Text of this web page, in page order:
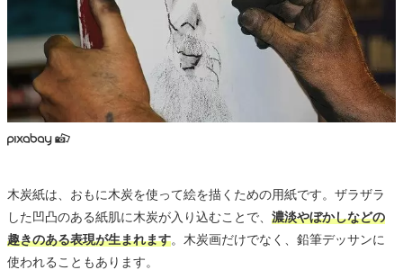
木炭紙は、おもに木炭を使って絵を描くための用紙です。ザラザラ
した凹凸のある紙肌に木炭が入り込むことで、 濃淡やぼかしなどの
趣きのある表現が生まれます。木炭画だけでなく、鉛筆デッサンに
使われることもあります。